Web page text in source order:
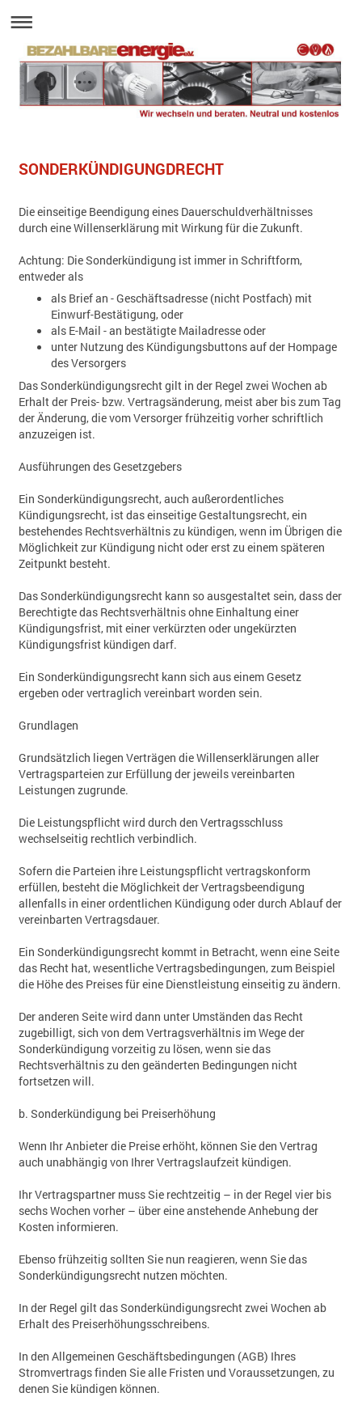
SONDERKÜNDIGUNGDRECHT
Die einseitige Beendigung eines Dauerschuldverhältnisses
durch eine Willenserklärung mit Wirkung für die Zukunft.
Achtung: Die Sonderkündigung ist immer in Schriftform,
entweder als
als Brief an - Geschäftsadresse (nicht Postfach) mit
Einwurf-Bestätigung, oder
als E-Mail - an bestätigte Mailadresse oder
unter Nutzung des Kündigungsbuttons auf der Hompage
des Versorgers
Das Sonderkündigungsrecht gilt in der Regel zwei Wochen ab
Erhalt der Preis- bzw. Vertragsänderung, meist aber bis zum Tag
der Änderung, die vom Versorger frühzeitig vorher schriftlich
anzuzeigen ist.
Ausführungen des Gesetzgebers
Ein Sonderkündigungsrecht, auch außerordentliches
Kündigungsrecht, ist das einseitige Gestaltungsrecht, ein
bestehendes Rechtsverhältnis zu kündigen, wenn im Übrigen die
Möglichkeit zur Kündigung nicht oder erst zu einem späteren
Zeitpunkt besteht.
Das Sonderkündigungsrecht kann so ausgestaltet sein, dass der
Berechtigte das Rechtsverhältnis ohne Einhaltung einer
Kündigungsfrist, mit einer verkürzten oder ungekürzten
Kündigungsfrist kündigen darf.
Ein Sonderkündigungsrecht kann sich aus einem Gesetz
ergeben oder vertraglich vereinbart worden sein.
Grundlagen
Grundsätzlich liegen Verträgen die Willenserklärungen aller
Vertragsparteien zur Erfüllung der jeweils vereinbarten
Leistungen zugrunde.
Die Leistungspflicht wird durch den Vertragsschluss
wechselseitig rechtlich verbindlich.
Sofern die Parteien ihre Leistungspflicht vertragskonform
erfüllen, besteht die Möglichkeit der Vertragsbeendigung
allenfalls in einer ordentlichen Kündigung oder durch Ablauf der
vereinbarten Vertragsdauer.
Ein Sonderkündigungsrecht kommt in Betracht, wenn eine Seite
das Recht hat, wesentliche Vertragsbedingungen, zum Beispiel
die Höhe des Preises für eine Dienstleistung einseitig zu ändern.
Der anderen Seite wird dann unter Umständen das Recht
zugebilligt, sich von dem Vertragsverhältnis im Wege der
Sonderkündigung vorzeitig zu lösen, wenn sie das
Rechtsverhältnis zu den geänderten Bedingungen nicht
fortsetzen will.
b. Sonderkündigung bei Preiserhöhung
Wenn Ihr Anbieter die Preise erhöht, können Sie den Vertrag
auch unabhängig von Ihrer Vertragslaufzeit kündigen.
Ihr Vertragspartner muss Sie rechtzeitig – in der Regel vier bis
sechs Wochen vorher – über eine anstehende Anhebung der
Kosten informieren.
Ebenso frühzeitig sollten Sie nun reagieren, wenn Sie das
Sonderkündigungsrecht nutzen möchten.
In der Regel gilt das Sonderkündigungsrecht zwei Wochen ab
Erhalt des Preiserhöhungsschreibens.
In den Allgemeinen Geschäftsbedingungen (AGB) Ihres
Stromvertrags finden Sie alle Fristen und Voraussetzungen, zu
denen Sie kündigen können.